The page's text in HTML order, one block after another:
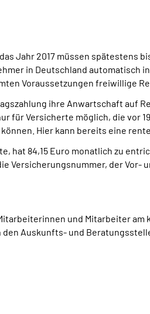
Jahr 2017 müssen spätestens
in Deutschland
Voraussetzungen freiwillige
ihre Anwartschaft auf
für Versicherte möglich, die vor
Hier kann bereits eine
hat 84,15 Euro monatlich zu
Versicherungsnummer, der Vor-
und Mitarbeiter am
Auskunfts- und